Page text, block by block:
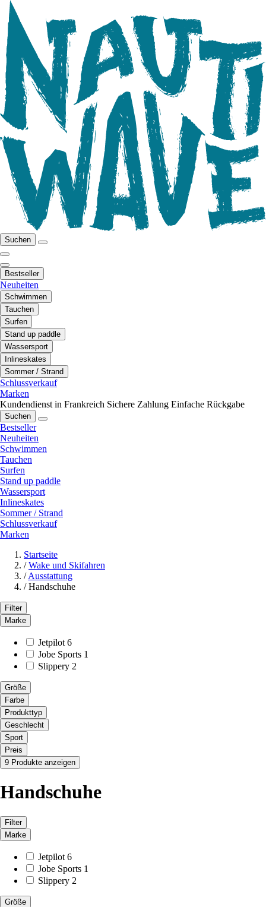
Suchen
Bestseller
Neuheiten
Schwimmen
Tauchen
Surfen
Stand up paddle
Wassersport
Inlineskates
Sommer / Strand
Schlussverkauf
Marken
Kundendienst in Frankreich Sichere Zahlung Einfache Rückgabe
Suchen
Bestseller
Neuheiten
Schwimmen
Tauchen
Surfen
Stand up paddle
Wassersport
Inlineskates
Sommer / Strand
Schlussverkauf
Marken
Startseite
/ Wake und Skifahren
/ Ausstattung
/ Handschuhe
Filter
Marke
Jetpilot 6
Jobe Sports 1
Slippery 2
Größe
Farbe
Produkttyp
Geschlecht
Sport
Preis
9 Produkte anzeigen
Handschuhe
Filter
Marke
Jetpilot 6
Jobe Sports 1
Slippery 2
Größe